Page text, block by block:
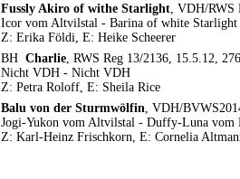
Fussly Akiro of withe Starlight, VDH/RWS
Icor vom Altvilstal - Barina of white Starlight
Z: Erika Földi, E: Heike Scheerer
BH Charlie, RWS Reg 13/2136, 15.5.12,
Nicht VDH - Nicht VDH
Z: Petra Roloff, E: Sheila Rice
Balu von der Sturmwölfin, VDH/
Jogi-Yukon vom Altvilstal - Duffy-Luna vom
Z: Karl-Heinz Frischkorn, E: Cornelia